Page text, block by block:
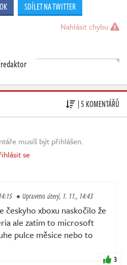
SDÍLET NA TWITTER
Nahlásit chybu
| 5 KOMENTÁŘŮ
musíš být přihlášen.
se
Upravenoúterý, 1. 11., 14:43
českyho xboxu naskočilo že
ale zatim to microsoft
pulce měsice nebo to
3